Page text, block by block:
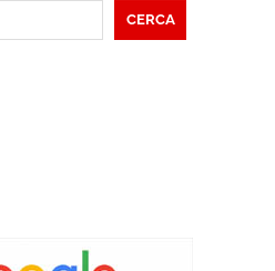
CERCA